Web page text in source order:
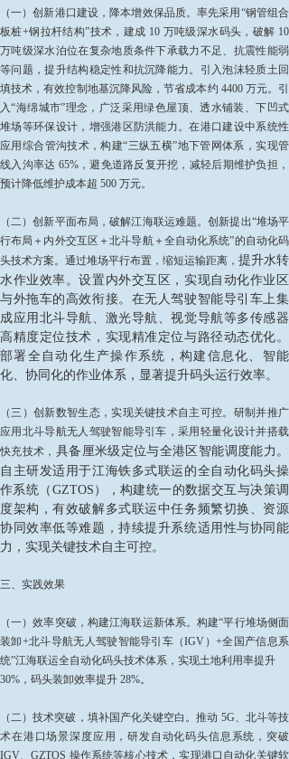
（一）创新港口建设，降本增效保品质。率先采用“钢管组合
板桩+钢拉杆结构”技术，建成 10 万吨级深水码头，破解 10
万吨级深水泊位在复杂地质条件下承载力不足、抗震性能弱
等问题，提升结构稳定性和抗沉降能力。引入泡沫轻质土回
填技术，有效控制地基沉降风险，节省成本约 4400 万元。引
入“海绵城市”理念，广泛采用绿色屋顶、透水铺装、下凹式
堆场等环保设计，增强港区防洪能力。在港口建设中系统性
应用综合管沟技术，构建“三纵五横”地下管网体系，实现管
线入沟率达 65%，避免道路反复开挖，减轻后期维护负担，
预计降低维护成本超 500 万元。
（二）创新平面布局，破解江海联运难题。创新提出“堆场平
行布局＋内外交互区＋北斗导航＋全自动化系统”的自动化码
头技术方案。通过堆场平行布置，缩短运输距离， 提升水转
水作业效率。设置内外交互区，实现自动化作业区
与外拖车的高效衔接。在无人驾驶智能导引车上集
成应用北斗导航、激光导航、视觉导航等多传感器
高精度定位技术，实现精准定位与路径动态优化。
部署全自动化生产操作系统，构建信息化、智能
化、协同化的作业体系，显著提升码头运行效率。
（三）创新数智生态，实现关键技术自主可控。研制并推广
应用北斗导航无人驾驶智能导引车，采用轻量化设计并搭载
快充技术， 具备厘米级定位与全港区智能调度能力。
自主研发适用于江海铁多式联运的全自动化码头操
作系统（GZTOS），构建统一的数据交互与决策调
度架构，有效破解多式联运中任务频繁切换、资源
协同效率低等难题，持续提升系统适用性与协 同能
力，实现关键技术自主可控。
三、实践效果
（一）效率突破，构建江海联运新体系。构建“平行堆场侧面
装卸+北斗导航无人驾驶智能导引车（IGV）+全国产信息系
统”江海联运全自动化码头技术体系，实现土地利用率提升
30%，码头装卸效率提升 28%。
（二）技术突破，填补国产化关键空白。推动 5G、北斗等技
术在港口场景深度应用，研发自动化码头信息系统，突破
IGV、GZTOS 操作系统等核心技术，实现港口自动化关键软